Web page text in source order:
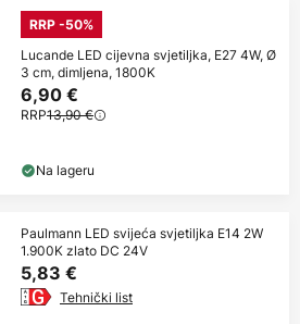
RRP -50%
Lucande LED cijevna svjetiljka, E27 4W, Ø
3 cm, dimljena, 1800K
6,90 €
RRP13,90 €
Na lageru
Paulmann LED svijeća svjetiljka E14 2W
1.900K zlato DC 24V
5,83 €
Tehnički list